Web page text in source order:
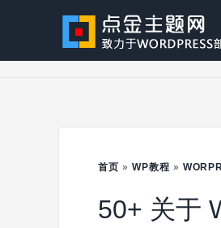
首页 » WP教程 »
50+ 关于